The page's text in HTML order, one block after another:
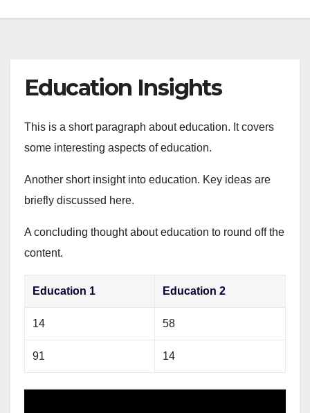
Education Insights
This is a short paragraph about education. It covers
some interesting aspects of education.
Another short insight into education. Key ideas are
briefly discussed here.
A concluding thought about education to round off the
content.
Education 1 Education 2
14 58
91 14